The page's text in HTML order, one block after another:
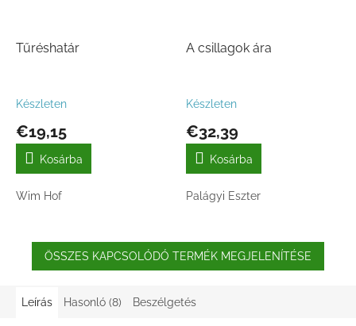
Tűréshatár
Készleten
€19,15
Kosárba
Wim Hof
A csillagok ára
Készleten
€32,39
Kosárba
Palágyi Eszter
ÖSSZES KAPCSOLÓDÓ TERMÉK MEGJELENÍTÉSE
Leírás Hasonló (8) Beszélgetés